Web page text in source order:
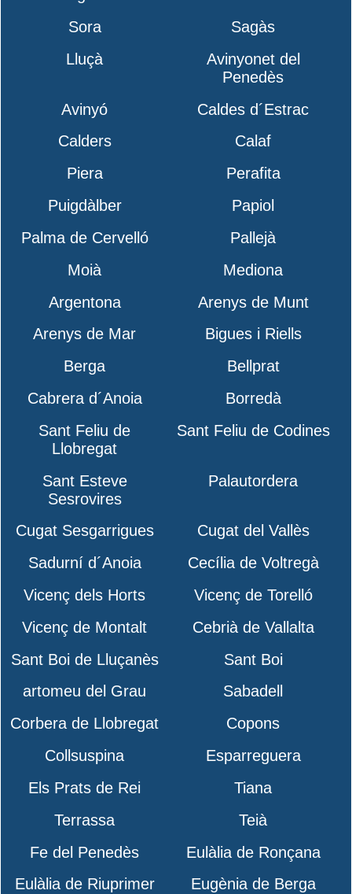
Sora
Sagàs
Lluçà
Avinyonet del
Penedès
Avinyó
Caldes d´Estrac
Calders
Calaf
Piera
Perafita
Puigdàlber
Papiol
Palma de Cervelló
Pallejà
Moià
Mediona
Argentona
Arenys de Munt
Arenys de Mar
Bigues i Riells
Berga
Bellprat
Cabrera d´Anoia
Borredà
Sant Feliu de
Llobregat
Sant Feliu de Codines
Sant Esteve
Sesrovires
Palautordera
Cugat Sesgarrigues
Cugat del Vallès
Sadurní d´Anoia
Cecília de Voltregà
Vicenç dels Horts
Vicenç de Torelló
Vicenç de Montalt
Cebrià de Vallalta
Sant Boi de Lluçanès
Sant Boi
artomeu del Grau
Sabadell
Corbera de Llobregat
Copons
Collsuspina
Esparreguera
Els Prats de Rei
Tiana
Terrassa
Teià
Fe del Penedès
Eulàlia de Ronçana
Eulàlia de Riuprimer
Eugènia de Berga